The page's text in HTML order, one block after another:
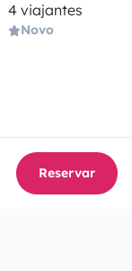
4 viajantes
Novo
Reservar